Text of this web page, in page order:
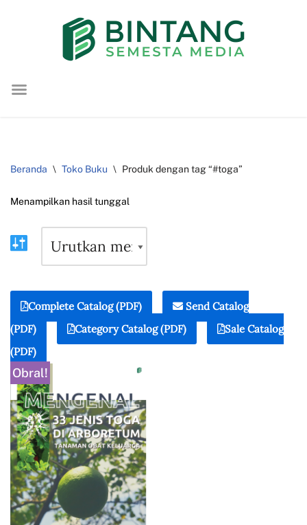
konten
Beranda \ Toko Buku \ Produk dengan tag “#toga”
Menampilkan hasil tunggal
Complete Catalog (PDF)
Send Catalog
(PDF)
Category Catalog (PDF)
Sale Catalog
(PDF)
Obral!